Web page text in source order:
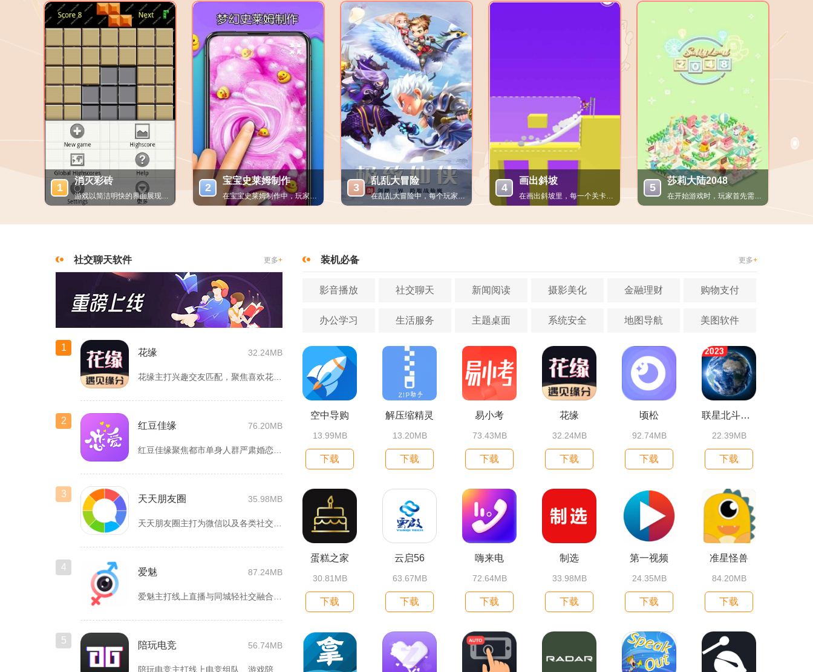
1
消灭彩砖
2
宝宝史莱姆制作
3
乱乱大冒险
4
画出斜坡
5
莎莉大陆2048
社交聊天软件 更多+
1 花缘 32.24MB
2 红豆佳缘 76.20MB
3 天天朋友圈 35.98MB
4 爱魅 87.24MB
5 陪玩电竞 56.74MB
装机必备 更多+
影音播放 社交聊天 新闻阅读 摄影美化 金融理财 购物支付
办公学习 生活服务 主题桌面 系统安全 地图导航 美图软件
空中导购
13.99MB
下载
解压缩精灵
13.20MB
下载
易小考
73.43MB
下载
花缘
32.24MB
下载
顷松
92.74MB
下载
联星北斗街景地图
22.39MB
下载
蛋糕之家
30.81MB
下载
云启56
63.67MB
下载
嗨来电
72.64MB
下载
制选
33.98MB
下载
第一视频
24.35MB
下载
准星怪兽
84.20MB
下载